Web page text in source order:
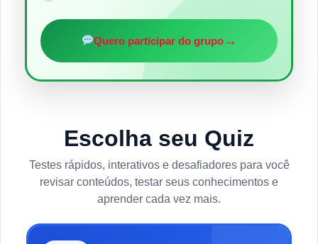
Quero participar do grupo→
Escolha seu Quiz
Testes rápidos, interativos e desafiadores para você
revisar conteúdos, testar seus conhecimentos e
aprender cada vez mais.